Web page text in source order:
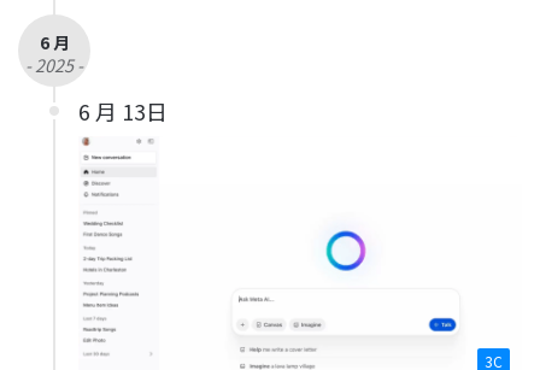
6 月
- 2025 -
6 月 13日
3C